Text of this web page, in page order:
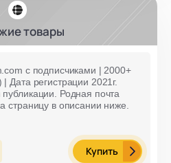
товары
с подписчиками | 2000+
Дата регистрации 2021г.
Родная почта
страницу в описании ниже.
Купить